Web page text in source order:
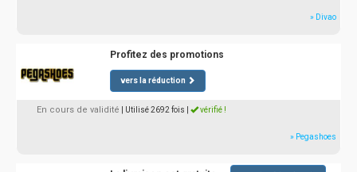
» Divao
Profitez des promotions
vers la réduction
En cours de validité | Utilisé 2692 fois vérifié !
» Pegashoes